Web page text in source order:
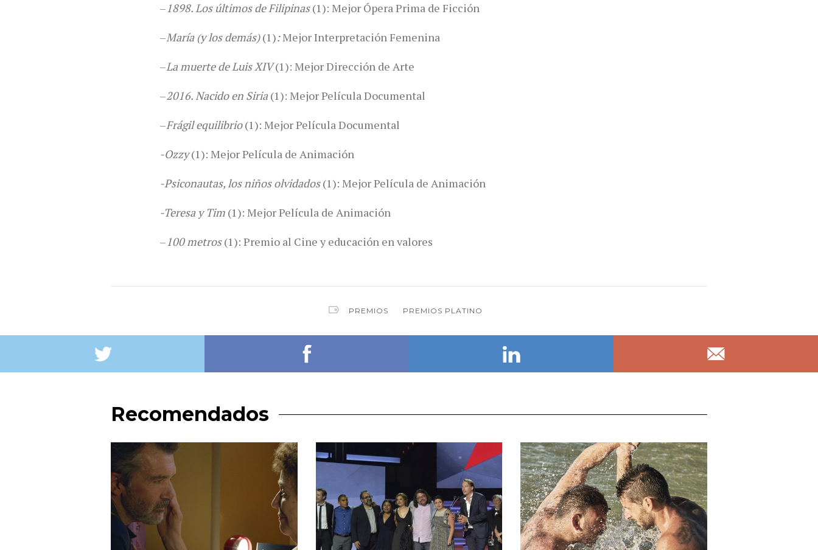
–1898. Los últimos de Filipinas(1): Mejor Ópera Prima de Ficción
–María (y los demás)(1):Mejor Interpretación Femenina
–La muerte de Luis XIV(1): Mejor Dirección de Arte
–2016. Nacido en Siria(1): Mejor Película Documental
–Frágil equilibrio(1): Mejor Película Documental
-Ozzy(1): Mejor Película de Animación
-Psiconautas, los niños olvidados(1): Mejor Película de Animación
-Teresa y Tim (1): Mejor Película de Animación
–100 metros(1): Premio al Cine y educación en valores
PREMIOS PREMIOS PLATINO
Recomendados